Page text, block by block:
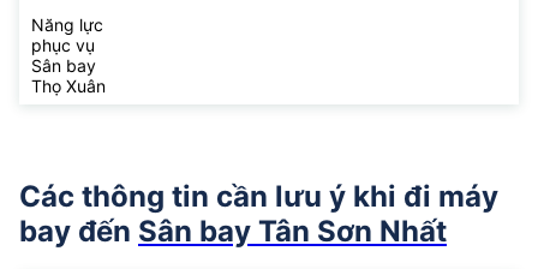
Năng lực
phục vụ
Sân bay
Thọ Xuân
Các thông tin cần lưu ý khi đi máy
bay đến Sân bay Tân Sơn Nhất